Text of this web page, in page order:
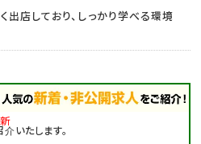
出店しており、しっかり学べる環境
いたします。